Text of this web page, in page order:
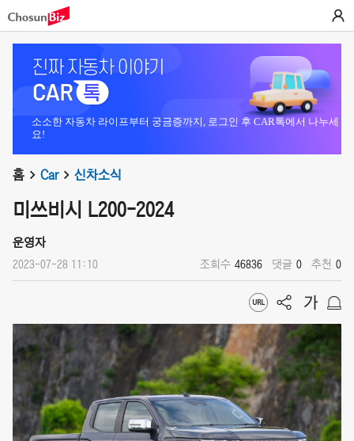
소소한 자동차 라이프부터 궁금증까지, 로그인 후 CAR톡에서 나누세
요!
홈 Car 신차소식
미쓰비시 L200-2024
운영자
2023-07-28 11:10 조회수 46836 댓글 0 추천 0